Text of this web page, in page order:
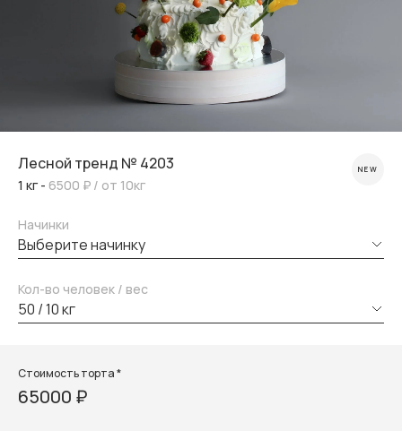
Лесной тренд № 4203
1 кг - 6500 ₽ / от 10кг
NEW
Начинки
выберите начинку
Кол-во человек / вес
50 / 10 кг
Стоимость торта *
65000 ₽